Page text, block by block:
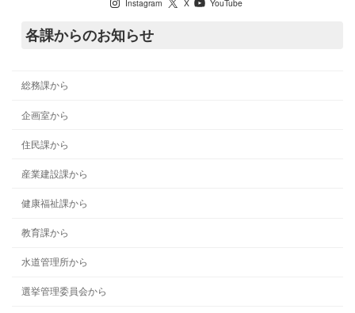
Instagram X YouTube
各課からのお知らせ
総務課から
企画室から
住民課から
産業建設課から
健康福祉課から
教育課から
水道管理所から
選挙管理委員会から